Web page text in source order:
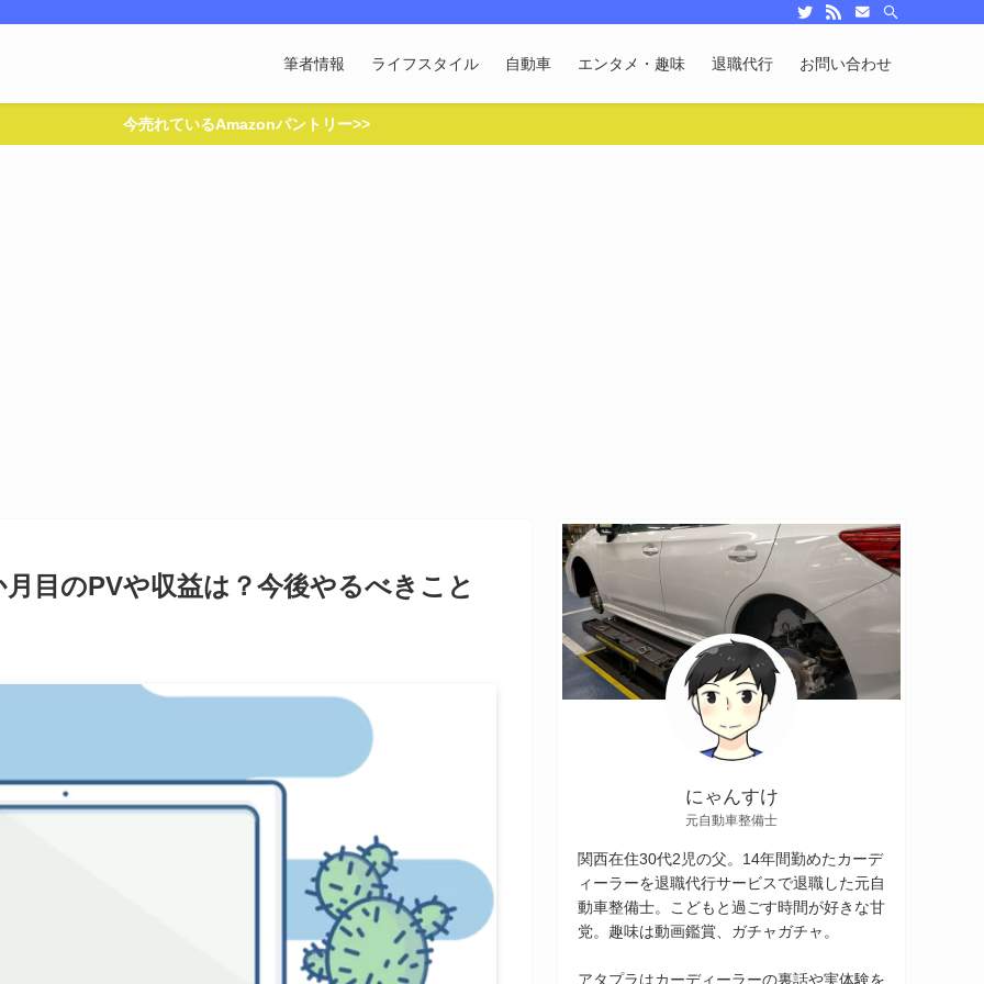
筆者情報 ライフスタイル 自動車 エンタメ・趣味 退職代行 お問い合わせ
今売れているAmazonパントリー>>
目のPVや収益は？今後やるべきこと
にゃんすけ
元自動車整備士
関西在住30代2児の父。14年間勤めたカーデ
ィーラーを退職代行サービスで退職した元自
動車整備士。こどもと過ごす時間が好きな甘
党。趣味は動画鑑賞、ガチャガチャ。
アタプラはカーディーラーの裏話や実体験を